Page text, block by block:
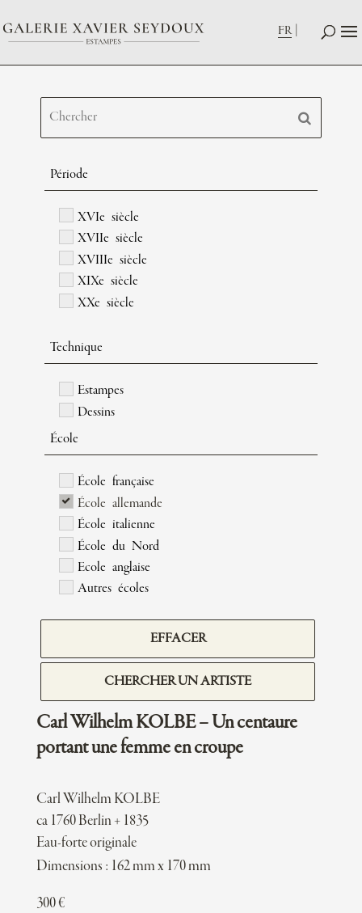
FR
Période
XVIe siècle
XVIIe siècle
XVIIIe siècle
XIXe siècle
XXe siècle
Technique
Estampes
Dessins
École
École française
École allemande
École italienne
École du Nord
Ecole anglaise
Autres écoles
EFFACER
CHERCHER UN ARTISTE
Carl Wilhelm KOLBE – Un centaure
portant une femme en croupe
Carl Wilhelm KOLBE
ca 1760 Berlin + 1835
Eau-forte originale
Dimensions : 162 mm x 170 mm
300€